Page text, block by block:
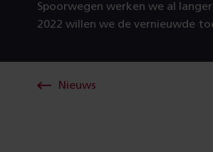
Spoorwegen werken we al
2022 willen we de vernieuwde
Nieuws